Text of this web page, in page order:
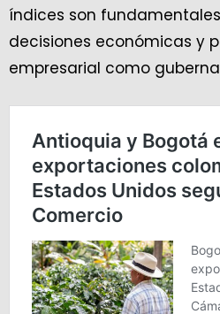
índices son
decisiones económicas y
empresarial como